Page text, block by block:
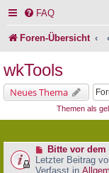
FAQ
Foren-Übersicht
wkTools
Neues Thema
Themen als
Bitte vor
Letzter Beitrag
Verfasst in